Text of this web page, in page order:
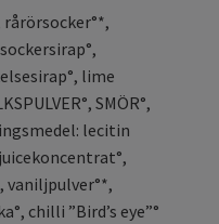
rårörsocker°*,
lime
SMÖR°,
lecitin
vaniljpulver°*,
chilli ”Bird’s eye”°